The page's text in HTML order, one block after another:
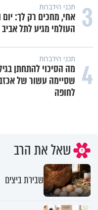
3 תכני הידברות
אחי, מחכים רק לך: יום
העולמי מגיע לתל אביב
4 תכני הידברות
שסיימה עשור של
לחופה
הבן שלך לא מרגיש כלום, אין
שאל את הרב
שבירת ביצים